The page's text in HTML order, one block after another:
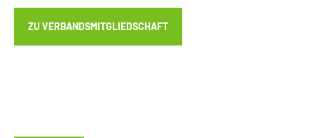
ZU VERBANDSMITGLIEDSCHAFT